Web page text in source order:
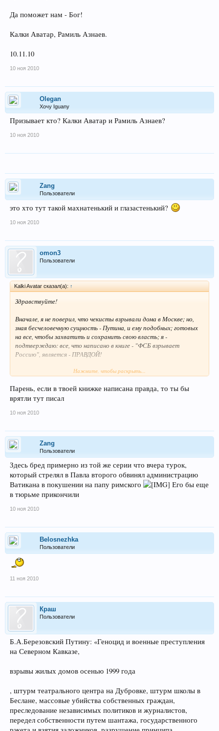
Да поможет нам - Бог!
Калки Аватар, Рамиль Азнаев.
10.11.10
10 ноя 2010
Olegan
Хочу Iguanу
Призывает кто? Калки Аватар и Рамиль Азнаев?
10 ноя 2010
Zang
Пользователи
это хто тут такой махнатенький и глазастенький?
10 ноя 2010
omon3
Пользователи
Kalki Avatar сказал(а): ↑
Здравствуйте!
Вначале, я не поверил, что чекисты взрывали дома в Москве; но,
зная бесчеловечную сущность - Путина, и ему подобных; готовых
на все, чтобы захватить и сохранить свою власть; я -
подтверждаю: все, что написано в книге - "ФСБ взрывает
Россию", является - ПРАВДОЙ!
В конце моей вертуальной книги, есть записи о ФСБ; о том, что
дорогах! Продолжает - войну - против собственного народа!
Хотя - нет, чекисты, самые настоящие - оккупанты, фашисты;
российский Народ - бороться за свою Свободу, против - тирании -
ФСБ в России!
Да поможет нам - Бог!
Калки Аватар, Рамиль Азнаев.
10.11.10
Нажмите, чтобы раскрыть...
Парень, если в твоей книжке написана правда, то ты бы
врятли тут писал
10 ноя 2010
Zang
Пользователи
Здесь бред примерно из той же серии что вчера турок,
который стрелял в Павла второго обвинял администрацию
Ватикана в покушении на папу римского
Его бы еще
в тюрьме прикончили
10 ноя 2010
Belosnezhka
Пользователи
11 ноя 2010
Краш
Пользователи
Б.А.Березовский Путину: «Геноцид и военные преступления
на Северном Кавказе,
взрывы жилых домов осенью 1999 года
, штурм театрального центра на Дубровке, штурм школы в
Беслане, массовые убийства собственных граждан,
преследование независимых политиков и журналистов,
передел собственности путем шантажа, государственного